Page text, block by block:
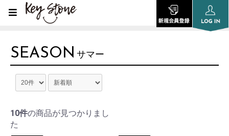
SEASON サマー
10件の商品が見つかりまし
た